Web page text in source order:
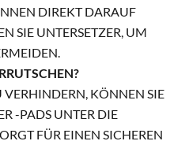
DIREKT DARAUF A
UNTERSETZER, UM B
KÖNNEN SIE
-PADS UNTER DIE
FÜR EINEN SICHEREN